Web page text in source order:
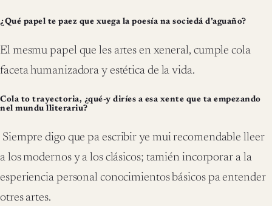
¿Qué papel te paez que xuega la poesía na sociedá d’aguaño?
El mesmu papel que les artes en xeneral, cumple cola
faceta humanizadora y estética de la vida.
Cola to trayectoria, ¿qué-y diríes a esa xente que ta empezando
nel mundu lliterariu?
Siempre digo que pa escribir ye mui recomendable lleer
a los modernos y a los clásicos; tamién incorporar a la
esperiencia personal conocimientos básicos pa entender
otres artes.